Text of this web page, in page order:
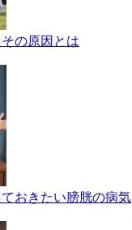
の原因とは
おきたい膀胱の病気